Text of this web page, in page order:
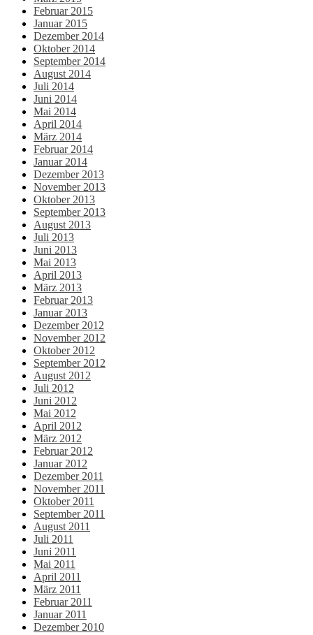
Februar 2015
Januar 2015
Dezember 2014
Oktober 2014
September 2014
August 2014
Juli 2014
Juni 2014
Mai 2014
April 2014
März 2014
Februar 2014
Januar 2014
Dezember 2013
November 2013
Oktober 2013
September 2013
August 2013
Juli 2013
Juni 2013
Mai 2013
April 2013
März 2013
Februar 2013
Januar 2013
Dezember 2012
November 2012
Oktober 2012
September 2012
August 2012
Juli 2012
Juni 2012
Mai 2012
April 2012
März 2012
Februar 2012
Januar 2012
Dezember 2011
November 2011
Oktober 2011
September 2011
August 2011
Juli 2011
Juni 2011
Mai 2011
April 2011
März 2011
Februar 2011
Januar 2011
Dezember 2010